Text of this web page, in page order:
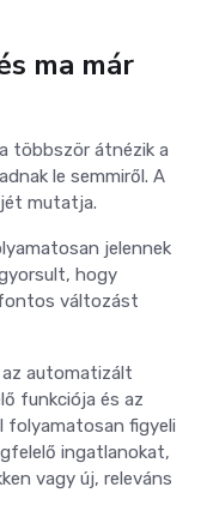
ma már
többször átnézik a
le semmiről. A
mutatja.
jelennek
hogy
változást
automatizált
funkciója és az
folyamatosan figyeli
ingatlanokat,
vagy új, releváns